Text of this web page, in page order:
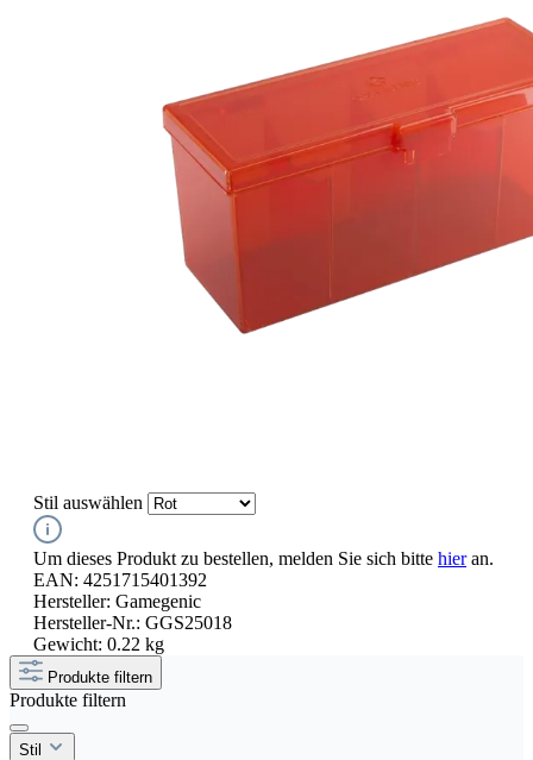
Stil auswählen
Um dieses Produkt zu bestellen, melden Sie sich bitte hieran.
EAN: 4251715401392
Hersteller: Gamegenic
Hersteller-Nr.: GGS25018
Gewicht: 0.22 kg
Produkte filtern
Produkte filtern
Stil